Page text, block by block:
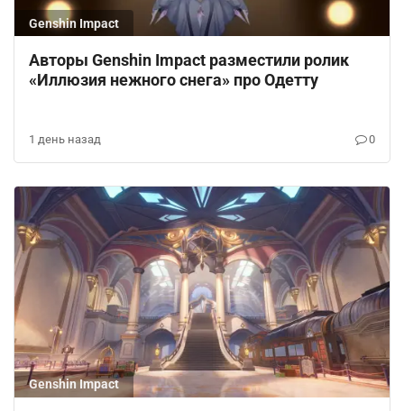
Genshin Impact
Авторы Genshin Impact разместили ролик
«Иллюзия нежного снега» про Одетту
1 день назад 0
Genshin Impact